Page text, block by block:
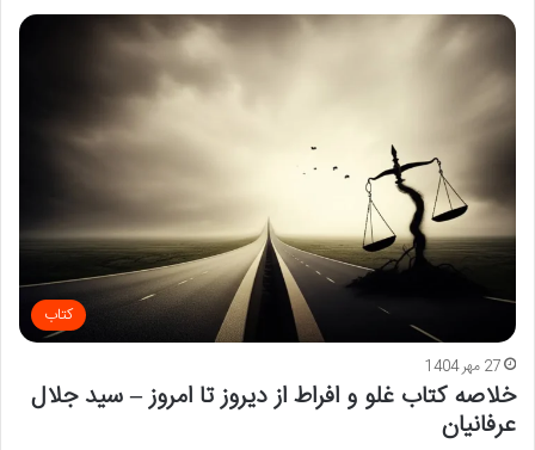
کتاب
27 مهر 1404
خلاصه کتاب غلو و افراط از دیروز تا امروز – سید جلال
عرفانیان